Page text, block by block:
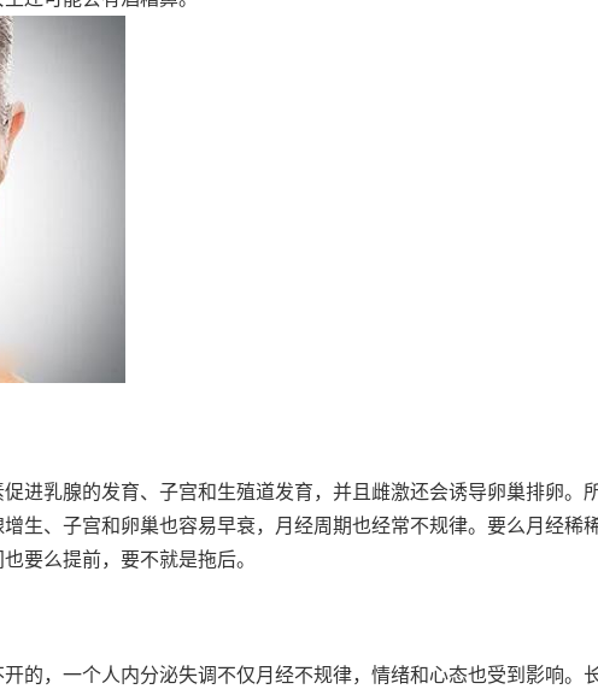
进乳腺的发育、子宫和生殖道发育，并且雌激还会诱导卵巢排卵。
生、子宫和卵巢也容易早衰，月经周期也经常不规律。要么月经稀
要么提前，要不就是拖后。
的，一个人内分泌失调不仅月经不规律，情绪和心态也受到影响。